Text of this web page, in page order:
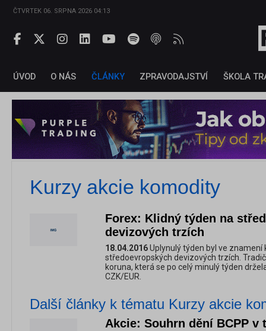
ČTVRTEK 06. SRPNA 2026 04:13
ÚVOD O NÁS ČLÁNKY ZPRAVODAJSTVÍ ŠKOLA
Kurzy akcie komodity
Forex: Klidný týden na
devizových trzích
18.04.2016Uplynulý týden byl ve
středoevropských devizových trzích.
koruna, která se po celý minulý týden
CZK/EUR.
Další články k tématu Kurzy akcie
Akcie: Souhrn dění BCPP v